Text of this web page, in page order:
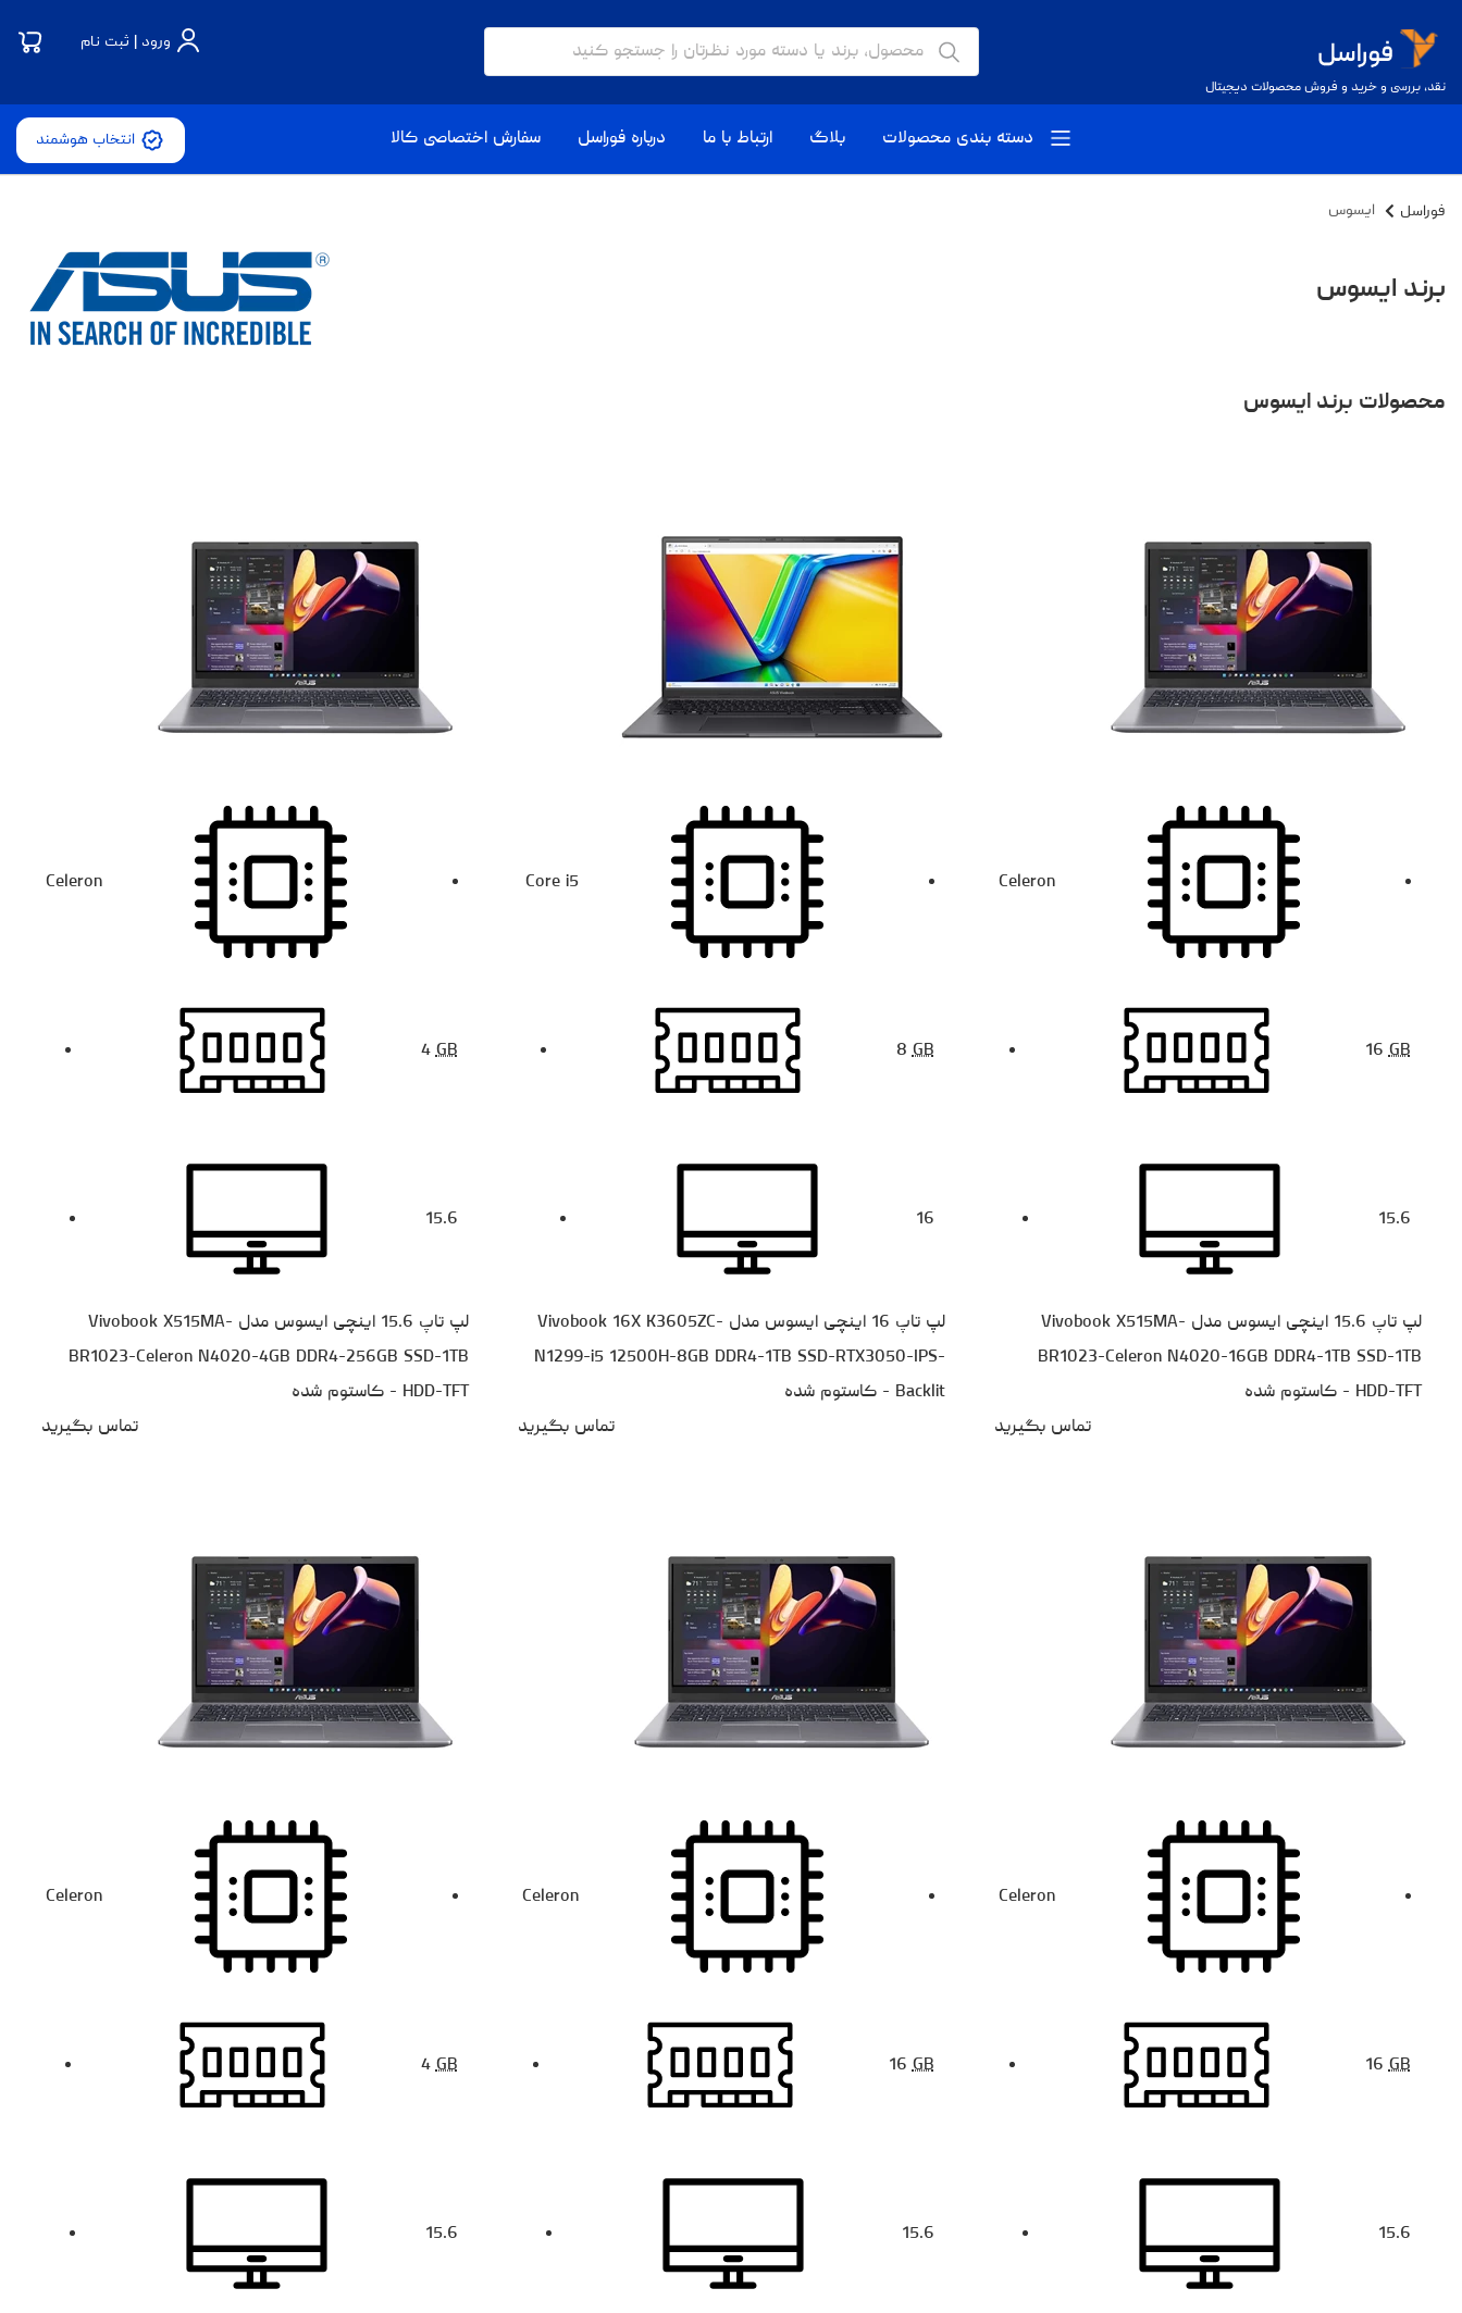
نقد، بررسی و خرید و فروش محصولات دیجیتال
ورود | ثبت نام
دسته بندی محصولات بلاگ ارتباط با ما درباره فوراسل سفارش اختصاصی کالا انتخاب هوشمند
فوراسل ایسوس
برند ایسوس
محصولات برند ایسوس
Celeron
16GB
15.6
لپ تاپ 15.6 اینچی ایسوس مدل Vivobook X515MA-
BR1023-Celeron N4020-16GB DDR4-1TB SSD-1TB
HDD-TFT - کاستوم شده
تماس بگیرید
Core i5
8GB
16
لپ تاپ 16 اینچی ایسوس مدل Vivobook 16X K3605ZC-
N1299-i5 12500H-8GB DDR4-1TB SSD-RTX3050-IPS-
Backlit - کاستوم شده
تماس بگیرید
Celeron
4GB
15.6
لپ تاپ 15.6 اینچی ایسوس مدل Vivobook X515MA-
BR1023-Celeron N4020-4GB DDR4-256GB SSD-1TB
HDD-TFT - کاستوم شده
تماس بگیرید
Celeron
16GB
15.6
Celeron
16GB
15.6
Celeron
4GB
15.6